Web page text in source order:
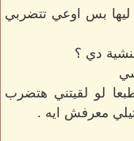
ليها بس اوعي تتضربي
دي ؟
لو لقيتني هتضرب
معرفش ايه .